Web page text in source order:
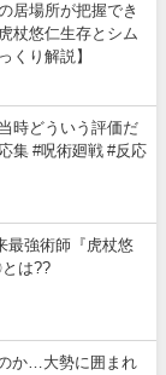
居場所が把握でき
杖悠仁生存とシム
くり解説】
時どういう評価だ
集 #呪術廻戦 #反応
最強術師『虎杖悠
は??
か…大勢に囲まれ